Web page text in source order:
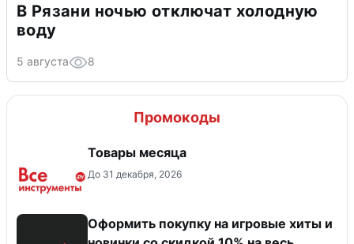
В Рязани ночью отключат холодную
воду
5 августа 8
Промокоды
Товары месяца
До 31 декабря, 2026
Оформить покупку на игровые хиты и